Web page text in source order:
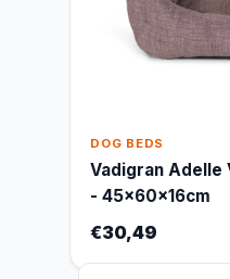
DOG BEDS
Vadigran Adelle
- 45x60x16cm
€30,49